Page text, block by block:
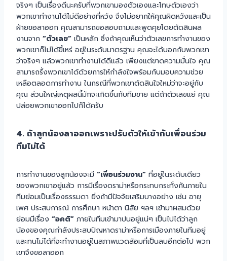
จริงๆ เป็นเรื่องดีนะครับที่พวกเขามองตัวเองและโทษตัวเองว่า
พวกเขาทำงานได้ไม่ดีอย่างที่หวัง จึงไม่อยากให้คุณผิดหวังและเป็น
ฝ่ายขอลาออก คุณสามารถขอสอบถามและพูดคุยโดยตัดสินผล
งานจาก “ตัวเลข” เป็นหลัก ซึ่งถ้าคุณเห็นว่าตัวเลขการทำงานของ
พวกเขาก็ไม่ได้ขี้เหร่ อยู่ในระดับมาตรฐาน คุณจะได้บอกกับพวกเขา
ว่าจริงๆ แล้วพวกเขาทำงานได้ดีแล้ว เพียงแต่ขาดความมั่นใจ คุณ
สามารถรั้งพวกเขาได้ด้วยการให้กำลังใจพร้อมกับมอบความช่วย
เหลือตลอดการทำงาน ในกรณีที่พวกเขาตัดสินใจใหม่ว่าจะอยู่กับ
คุณ ส่วนใหญ่เหตุผลนี้มักจะเกิดขึ้นกับทีมขาย แต่ถ้าตัวเลขแย่ คุณ
ปล่อยพวกเขาออกไปก็ได้ครับ
4. ถ้าลูกน้องลาออกเพราะปรับตัวให้เข้ากับเพื่อนร่วม
ทีมไม่ได้
การทำงานของลูกน้องจะมี “เพื่อนร่วมงาน” ที่อยู่ในระดับเดียว
ของพวกเขาอยู่แล้ว การมีเรื่องดราม่าหรือกระทบกระทั่งกันภายใน
ทีมย่อมเป็นเรื่องธรรมดา ยิ่งถ้ามีปัจจัยเสริมบางอย่าง เช่น อายุ
เพศ ประสบการณ์ การศึกษา หน้าตา นิสัย ฯลฯ เข้ามาผสมด้วย
ย่อมมีเรื่อง “อคติ” ภายในทีมเข้ามาปนอยู่แน่ๆ เป็นไปได้ว่าลูก
น้องของคุณกำลังประสบปัญหาดราม่าหรือการเมืองภายในทีมอยู่
และทนไม่ได้ที่จะทำงานอยู่ในสภาพแวดล้อมที่เป็นลบอีกต่อไป พวก
เขาจึงขอลาออก